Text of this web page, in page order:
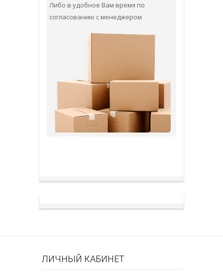
Либо в удобное Вам время по
согласованию с менеджером
ЛИЧНЫЙ КАБИНЕТ